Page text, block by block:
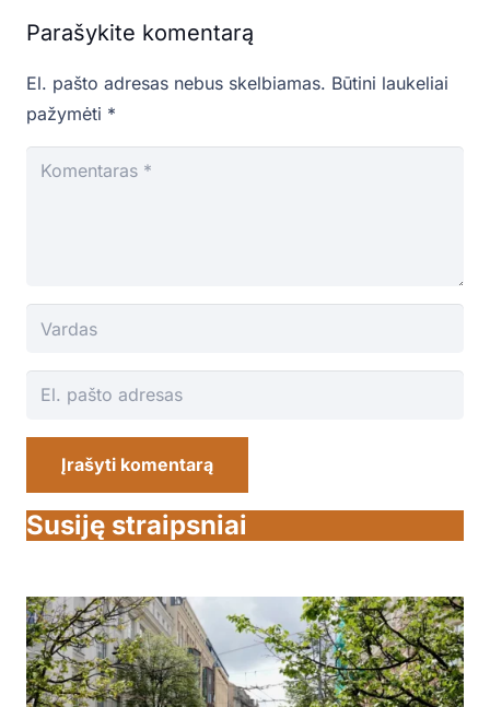
Parašykite komentarą
El. pašto adresas nebus skelbiamas. Būtini laukeliai
pažymėti *
Įrašyti komentarą
Susiję straipsniai